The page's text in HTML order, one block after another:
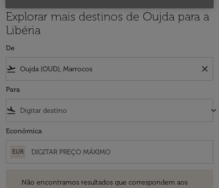
Explorar mais destinos de Oujda para a
Libéria
De
flight_takeoff close
Para
flight_land keyboard_arrow_down
Econômica
EUR
Não encontramos resultados que correspondem aos